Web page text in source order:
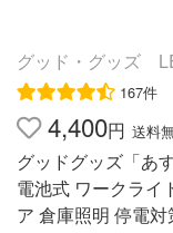
の不注意で商品を
イズな設計】 バッ
します。電力が少
備可能です。 電
5％、50％、75％
灯4モード切替可
グッド・グッズ
167件
4,400円 送料
グッドグッズ「あ
電池式 ワークライ
ア 倉庫照明 停電